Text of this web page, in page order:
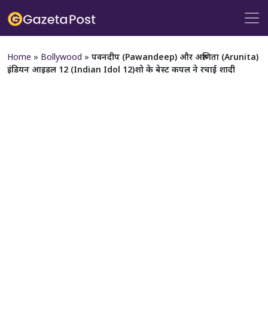
Home » Bollywood » पवनदीप (Pawandeep) और अरुणिता (Arunita)
इंडियन आइडल 12 (Indian Idol 12)शो के बेस्ट कपल ने रचाई शादी